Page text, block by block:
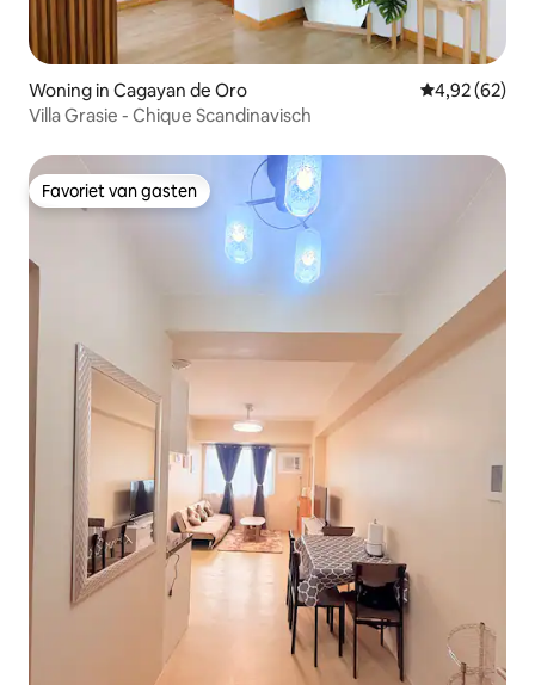
Woning in Cagayan de Oro Gemiddelde
4,92 (62)
Villa Grasie - Chique Scandinavisch
Favoriet van gasten
Favoriet van gasten